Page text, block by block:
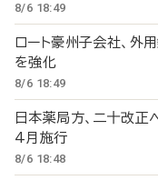
8/6 18:49
ロート豪州子会社、
を強化
8/6 18:49
日本薬局方、二十改
4月施行
8/6 18:48